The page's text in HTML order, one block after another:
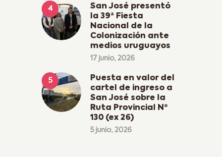
San José presentó
la 39ª Fiesta
Nacional de la
Colonización ante
medios uruguayos
17 junio, 2026
Puesta en valor del
cartel de ingreso a
San José sobre la
Ruta Provincial Nº
130 (ex 26)
5 junio, 2026